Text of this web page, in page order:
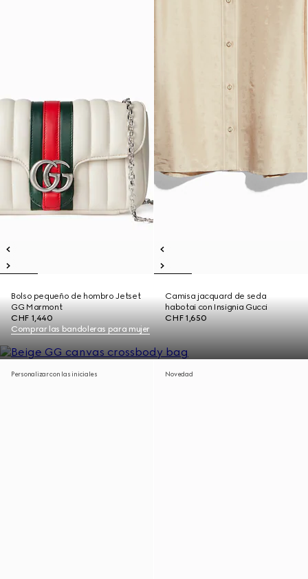
Bolso pequeño de hombro Jetset
GG Marmont
CHF 1,440
Camisa jacquard de seda
habotai con Insignia Gucci
CHF 1,650
Comprar las bandoleras para mujer
Personalizar con las iniciales Novedad